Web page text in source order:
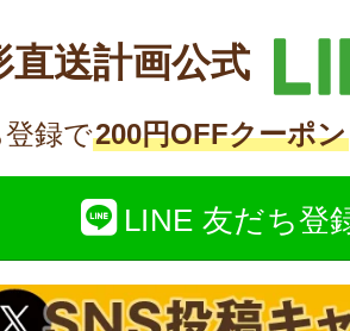
直送計画公式
録で200円OFFクーポン
LINE 友だち登